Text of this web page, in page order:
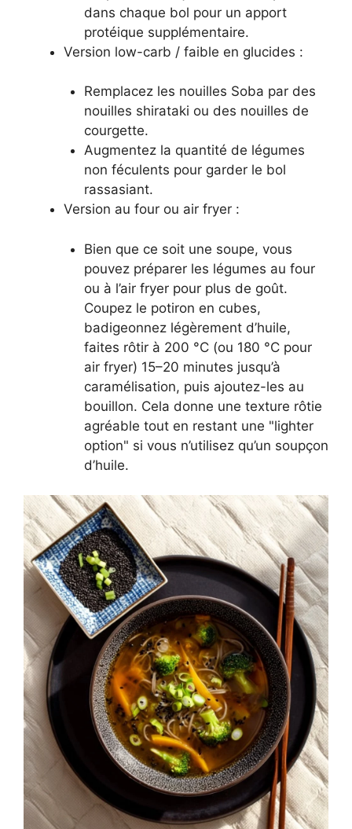
dans chaque bol pour un apport
protéique supplémentaire.
Version low-carb / faible en glucides :
Remplacez les nouilles Soba par des
nouilles shirataki ou des nouilles de
courgette.
Augmentez la quantité de légumes
non féculents pour garder le bol
rassasiant.
Version au four ou air fryer :
Bien que ce soit une soupe, vous
pouvez préparer les légumes au four
ou à l’air fryer pour plus de goût.
Coupez le potiron en cubes,
badigeonnez légèrement d’huile,
faites rôtir à 200 °C (ou 180 °C pour
air fryer) 15–20 minutes jusqu’à
caramélisation, puis ajoutez-les au
bouillon. Cela donne une texture rôtie
agréable tout en restant une "lighter
option" si vous n’utilisez qu’un soupçon
d’huile.